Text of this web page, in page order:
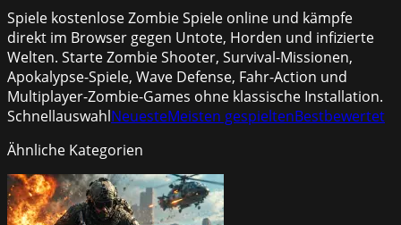
Spiele kostenlose Zombie Spiele online und kämpfe
direkt im Browser gegen Untote, Horden und infizierte
Welten. Starte Zombie Shooter, Survival-Missionen,
Apokalypse-Spiele, Wave Defense, Fahr-Action und
Multiplayer-Zombie-Games ohne klassische Installation.
SchnellauswahlNeuesteMeisten gespieltenBestbewertet
Ähnliche Kategorien